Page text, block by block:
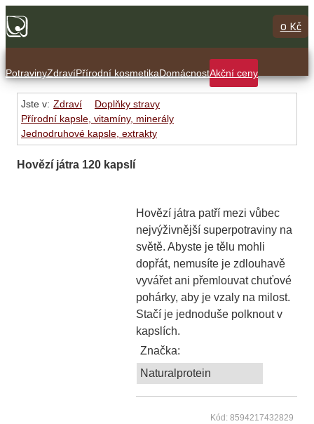
0 Kč
PotravinyZdravíPřírodní kosmetikaDomácnostAkční ceny
Jste v: Zdraví
Doplňky stravy
Přírodní kapsle, vitamíny, minerály
Jednodruhové kapsle, extrakty
Hovězí játra 120 kapslí
Hovězí játra patří mezi vůbec
nejvýživnější superpotraviny na
světě. Abyste je tělu mohli
dopřát, nemusíte je zdlouhavě
vyvářet ani přemlouvat chuťové
pohárky, aby je vzaly na milost.
Stačí je jednoduše polknout v
kapslích.
Značka:
Naturalprotein
Kód: 8594217432829